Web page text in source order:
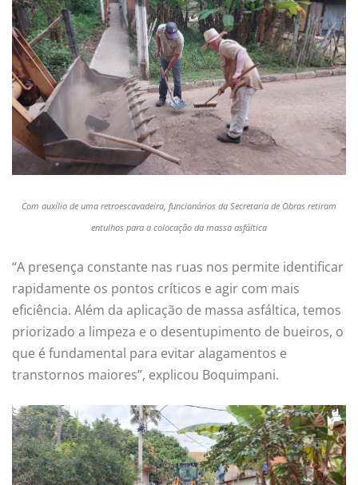
Com auxílio de uma retroescavadeira, funcionários da Secretaria de Obras retiram
entulhos para a colocação da massa asfáltica
“A presença constante nas ruas nos permite identificar
rapidamente os pontos críticos e agir com mais
eficiência. Além da aplicação de massa asfáltica, temos
priorizado a limpeza e o desentupimento de bueiros, o
que é fundamental para evitar alagamentos e
transtornos maiores”, explicou Boquimpani.